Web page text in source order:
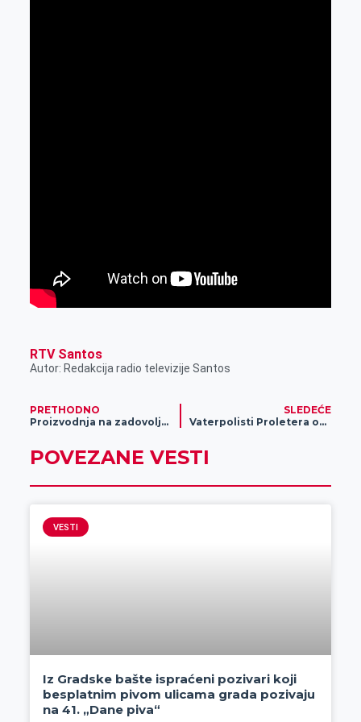
RTV Santos
Autor: Redakcija radio televizije Santos
PRETHODNO
Proizvodnja na zadovoljstvo svih proizvođača i potrošača
SLEDEĆE
Vaterpolisti Proletera obezbedili plasman u Super ligu
POVEZANE VESTI
VESTI
Iz Gradske bašte ispraćeni pozivari koji
besplatnim pivom ulicama grada pozivaju
na 41. „Dane piva“